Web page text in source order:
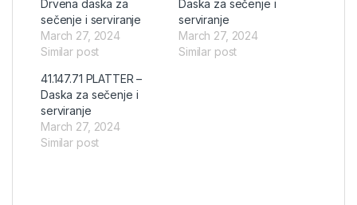
Drvena daska za
sečenje i serviranje
March 27, 2024
Similar post
Daska za sečenje i
serviranje
March 27, 2024
Similar post
41.147.71 PLATTER –
Daska za sečenje i
serviranje
March 27, 2024
Similar post